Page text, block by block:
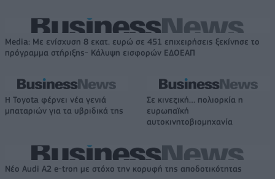
Media: Με ενίσχυση 8 εκατ. ευρώ σε 451 επιχειρήσεις ξεκίνησε το
πρόγραμμα στήριξης- Κάλυψη εισφορών ΕΔΟΕΑΠ
Η Toyota φέρνει νέα γενιά
μπαταριών για τα υβριδικά της
Σε κινεζική… πολιορκία η
ευρωπαϊκή
αυτοκινητοβιομηχανία
Νέο Audi A2 e-tron με στόχο την κορυφή της αποδοτικότητας